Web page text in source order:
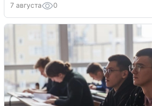
7 августа 0